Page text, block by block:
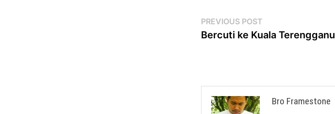
Post
navigation
PREVIOUS POST
post:
Bercuti ke Kuala Terengganu
Bro Framestone